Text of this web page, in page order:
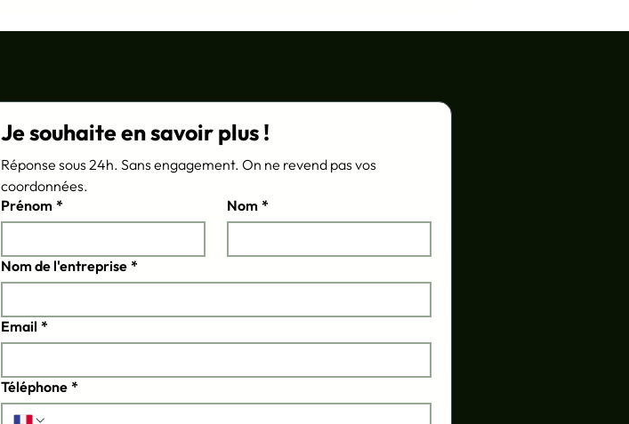
Je souhaite en savoir plus !
Réponse sous 24h. Sans engagement. On ne revend pas vos
coordonnées.
Prénom * Nom *
Nom de l'entreprise *
Email *
Téléphone *